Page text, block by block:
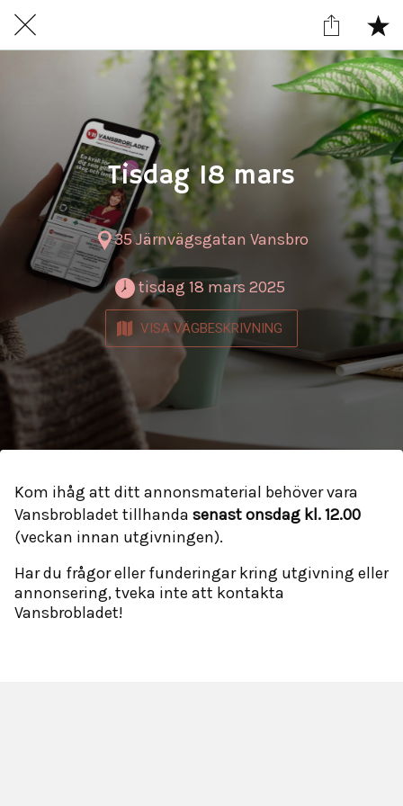
Tisdag 18 mars
35 Järnvägsgatan Vansbro
tisdag 18 mars 2025
VISA VÄGBESKRIVNING
Kom ihåg att ditt annonsmaterial behöver vara
Vansbrobladet tillhanda senast onsdag kl. 12.00
(veckan innan utgivningen).
Har du frågor eller funderingar kring utgivning eller
annonsering, tveka inte att kontakta
Vansbrobladet!